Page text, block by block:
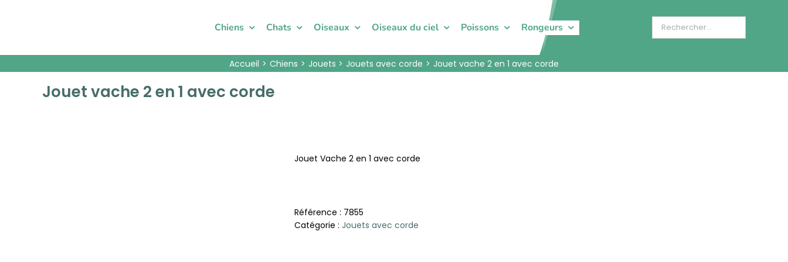
Chiens Chats Oiseaux Oiseaux du ciel Poissons Rongeurs
Accueil Chiens Jouets Jouets avec corde Jouet vache 2 en 1 avec corde
Jouet vache 2 en 1 avec corde
Jouet Vache 2 en 1 avec corde
Référence : 7855
Catégorie : Jouets avec corde